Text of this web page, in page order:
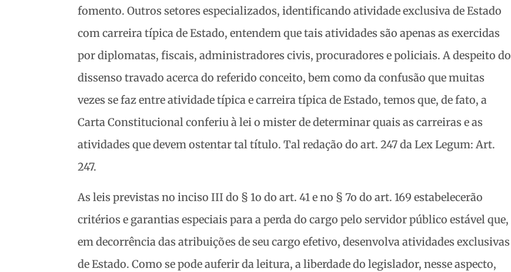
fomento. Outros setores especializados, identificando atividade exclusiva de Estado
com carreira típica de Estado, entendem que tais atividades são apenas as exercidas
por diplomatas, fiscais, administradores civis, procuradores e policiais. A despeito do
dissenso travado acerca do referido conceito, bem como da confusão que muitas
vezes se faz entre atividade típica e carreira típica de Estado, temos que, de fato, a
Carta Constitucional conferiu à lei o mister de determinar quais as carreiras e as
atividades que devem ostentar tal título. Tal redação do art. 247 da Lex Legum: Art.
247.
As leis previstas no inciso III do § 1o do art. 41 e no § 7o do art. 169 estabelecerão
critérios e garantias especiais para a perda do cargo pelo servidor público estável que,
em decorrência das atribuições de seu cargo efetivo, desenvolva atividades exclusivas
de Estado. Como se pode auferir da leitura, a liberdade do legislador, nesse aspecto,